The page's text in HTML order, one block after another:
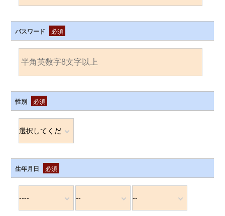
パスワード 必須
性別 必須
生年月日 必須